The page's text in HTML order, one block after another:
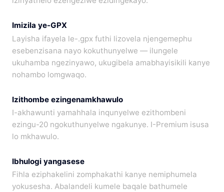
Imizila ye-GPX
Layisha ifayela le-.gpx futhi lizovela njengemephu
esebenzisana nayo kokuthunyelwe — ilungele
ukuhamba ngezinyawo, ukugibela amabhayisikili kanye
nohambo lomgwaqo.
Izithombe ezingenamkhawulo
I-akhawunti yamahhala inqunyelwe ezithombeni
ezingu-20 ngokuthunyelwe ngakunye. I-Premium isusa
lo mkhawulo.
Ibhulogi yangasese
Fihla eziphakelini zomphakathi kanye nemiphumela
yokusesha. Abalandeli kumele baqale bathumele